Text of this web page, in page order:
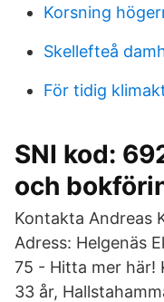
Korsning
Skellefteå
För tidig
SNI kod:
och
Kontakta Andreas
Adress: Helgenäs
75 - Hitta mer här!
33 år,